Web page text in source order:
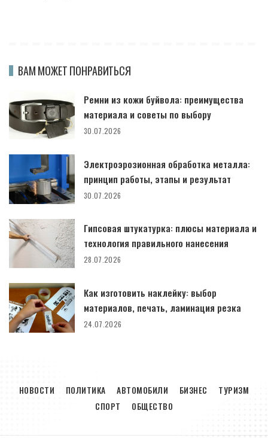
ВАМ МОЖЕТ ПОНРАВИТЬСЯ
Ремни из кожи буйвола: преимущества
материала и советы по выбору
30.07.2026
Электроэрозионная обработка металла:
принцип работы, этапы и результат
30.07.2026
Гипсовая штукатурка: плюсы материала и
технология правильного нанесения
28.07.2026
Как изготовить наклейку: выбор
материалов, печать, ламинация резка
24.07.2026
НОВОСТИ ПОЛИТИКА АВТОМОБИЛИ БИЗНЕС
ТУРИЗМ
СПОРТ
ОБЩЕСТВО